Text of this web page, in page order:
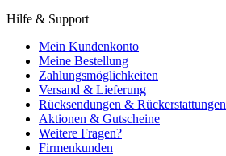
Hilfe & Support
Mein Kundenkonto
Meine Bestellung
Zahlungsmöglichkeiten
Versand & Lieferung
Rücksendungen & Rückerstattungen
Aktionen & Gutscheine
Weitere Fragen?
Firmenkunden